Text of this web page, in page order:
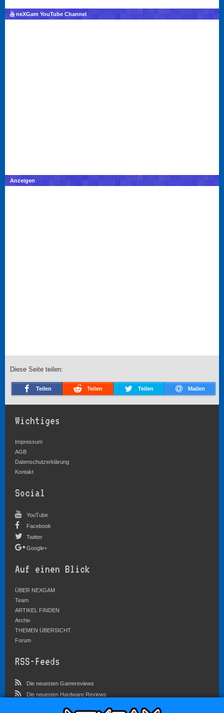
neXGam YouTube Channel
Anzeigen
Diese Seite teilen:
Teilen Teilen Teilen Mailen
Wichtiges
Impressum
AGB
Datenschutzerklärung
Kontakt
Social
YouTube
Facebook
Twitter
Google+
Auf einen Blick
ÜBER NEXGAM
Team
ARTIKEL FINDEN
Archiv
THEMEN ÜBERSICHT
Forum
RSS-Feeds
Die neuesten Gamereviews
Die neuesten Hardware Reviews